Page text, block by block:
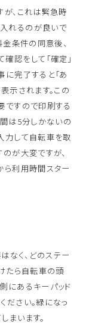
が、これは緊急時
れるのが良いで
金条件の同意後、
認をして「確定」
に完了すると「あ
示されます。この
ですので印刷する
間は5分しかないの
力して自転車を取
が大変ですが、
ら利用時間スター
なく、どのステー
たら自転車の頭
にあるキーパッド
ださい。緑になっ
まいます。